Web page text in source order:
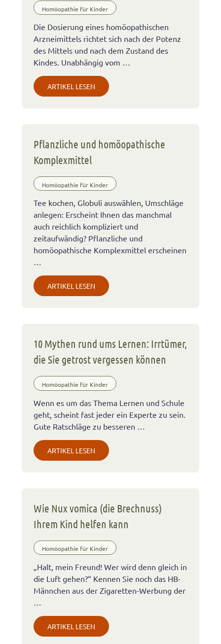
Homöopathie für Kinder
Die Dosierung eines homöopathischen
Arzneimittels richtet sich nach der Potenz
des Mittels und nach dem Zustand des
Kindes. Unabhängig vom …
ARTIKEL LESEN
Pflanzliche und homöopathische
Komplexmittel
Homöopathie für Kinder
Tee kochen, Globuli auswählen, Umschläge
anlegen: Erscheint Ihnen das manchmal
auch reichlich kompliziert und
zeitaufwändig? Pflanzliche und
homöopathische Komplexmittel erscheinen
…
ARTIKEL LESEN
10 Mythen rund ums Lernen: Irrtümer,
die Sie getrost vergessen können
Homöopathie für Kinder
Wenn es um das Thema Lernen und Schule
geht, scheint fast jeder ein Experte zu sein.
Gute Ratschläge zu besseren …
ARTIKEL LESEN
Wie Nux vomica (die Brechnuss)
Ihrem Kind helfen kann
Homöopathie für Kinder
„Halt, mein Freund! Wer wird denn gleich in
die Luft gehen?“ Kennen Sie noch das HB-
Männchen aus der Zigaretten-Werbung der
ARTIKEL LESEN